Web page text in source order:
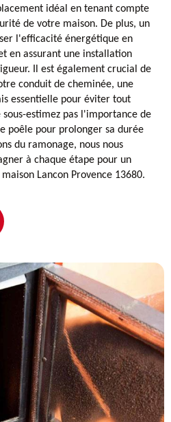
idéal en tenant compte
de votre maison. De plus, un
l'efficacité énergétique en
en assurant une installation
Il est également crucial de
conduit de cheminée, une
essentielle pour éviter tout
estimez pas l'importance de
poêle pour prolonger sa durée
du ramonage, nous nous
à chaque étape pour un
Lancon Provence 13680.